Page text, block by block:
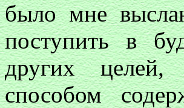
было мне
поступить в
других целей,
способом